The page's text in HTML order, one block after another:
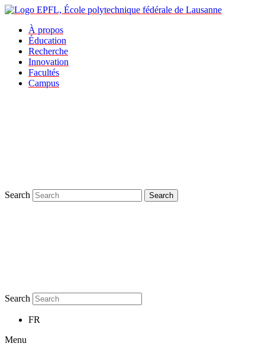
À propos
Éducation
Recherche
Innovation
Facultés
Campus
Search Search
Search
FR
Menu